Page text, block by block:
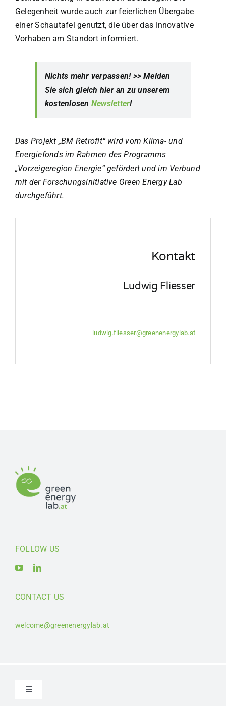
Gelegenheit wurde auch zur feierlichen Übergabe
einer Schautafel genutzt, die über das innovative
Vorhaben am Standort informiert.
Nichts mehr verpassen! >> Melden
Sie sich gleich hier an zu unserem
kostenlosen Newsletter!
Das Projekt „BM Retrofit“ wird vom Klima- und
Energiefonds im Rahmen des Programms
„Vorzeigeregion Energie“ gefördert und im Verbund
mit der Forschungsinitiative Green Energy Lab
durchgeführt.
Kontakt
Ludwig Fliesser
ludwig.fliesser@greenenergylab.at
FOLLOW US
CONTACT US
welcome@greenenergylab.at
Toggle